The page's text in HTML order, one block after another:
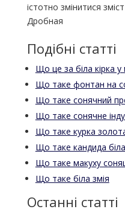
істотно змінитися
Дробная
Подібні статті
Що це за біла кірка у
Що таке фонтан на
Що таке сонячний
Що таке сонячне
Що таке курка
Що таке кандида біла
Що таке макуху
Що таке біла змія
Останні статті